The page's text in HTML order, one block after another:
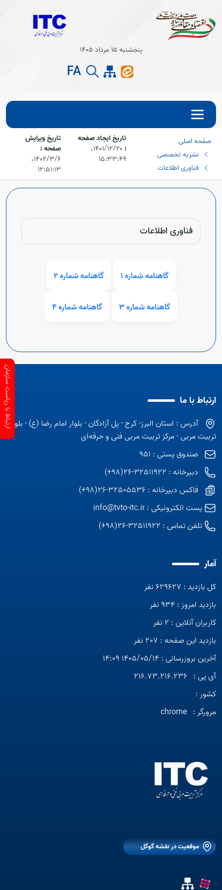
Open
پنجشنبه 15 مرداد 1405
FA
صفحه اصلی
نشریه تخصصی
فناوری اطلاعات
تاریخ ایجاد صفحه
:
۱۴۰۱/۱۲/۲۰،‏
۱۵:۳۳:۴۹
تاریخ ویرایش
صفحه :
۱۴۰۲/۳/۶،‏
۱۲:۵۱:۱۳
فناوری اطلاعات
گاهنامه شماره 1 گاهنامه شماره 2
گاهنامه شماره 3 گاهنامه شماره 4
ارتباط با ما
آدرس : استان البرز- کرج - پل آزادگان - بلوار امام رضا (ع) - بلوار
تربیت مربی - مرکز تربیت مربی فنی و حرفه‌ای
صندوق پستی : 951
دبیرخانه : 32511922-26(98+)
فاکس دبیرخانه : 32505536-26(98+)
پست الکترونیکی :info@tvto-itc.ir
تلفن تماس : 32511922-26(98+)
آمار
کل بازدید : 629627 نفر
بازدید امروز : 934 نفر
کاربران آنلاین : 2 نفر
بازدید این صفحه : 207 نفر
آخرین بروزرسانی : 1405/05/14 14:09
آی پی : 216.73.216.236
کشور :
مرورگر : chrome
موقعیت در نقشه گوگل
ارتباط با ریاست سازمان